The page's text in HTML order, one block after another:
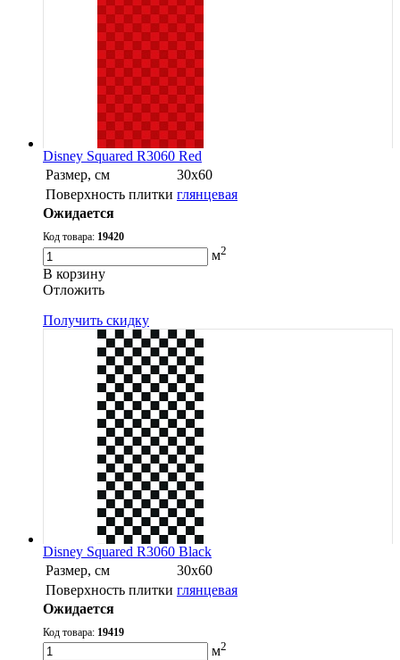
Disney Squared R3060 Red
Размер, см
30х60
Поверхность плитки глянцевая
Ожидается
Код товара: 19420
м2
В корзину
Oтложить
Получить скидку
Disney Squared R3060 Black
Размер, см
30х60
Поверхность плитки глянцевая
Ожидается
Код товара: 19419
м2